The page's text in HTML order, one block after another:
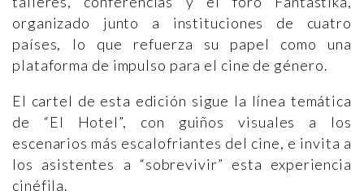
organizado junto a instituciones de cuatro
países, lo que refuerza su papel como una
plataforma de impulso para el cine de género.
El cartel de esta edición sigue la línea temática
de “El Hotel”, con guiños visuales a los
escenarios más escalofriantes del cine, e invita a
los asistentes a “sobrevivir” esta experiencia
cinéfila.